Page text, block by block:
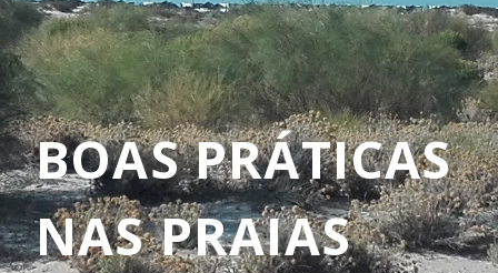
BOAS PRÁTICAS
NAS PRAIAS